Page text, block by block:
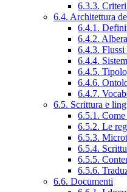
6.3.3.
6.4. Architettura
6.4.1.
6.4.2.
6.4.3.
6.4.4.
6.4.5.
6.4.6.
6.4.7.
6.5. Scrittura e
6.5.1.
6.5.2. Le
6.5.3.
6.5.4.
6.5.5.
6.5.6.
6.6. Documenti